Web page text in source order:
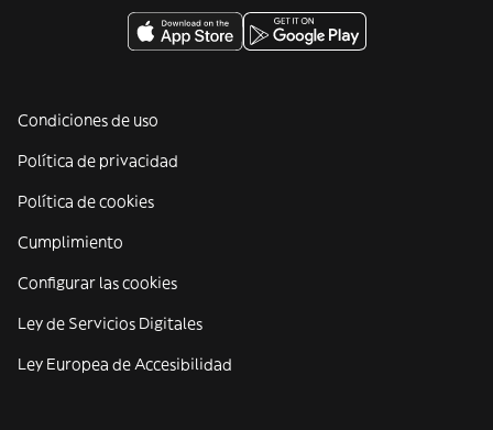
Condiciones de uso
Política de privacidad
Política de cookies
Cumplimiento
Configurar las cookies
Ley de Servicios Digitales
Ley Europea de Accesibilidad